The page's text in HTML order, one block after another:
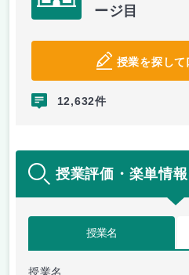
ージ目
授業を探して
12,632件
授業評価・楽単情
授業名
授業名